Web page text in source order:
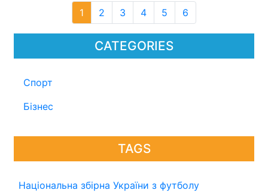
CATEGORIES
Спорт
Бізнес
TAGS
Національна збірна України з футболу
1 2 3 4 5 6